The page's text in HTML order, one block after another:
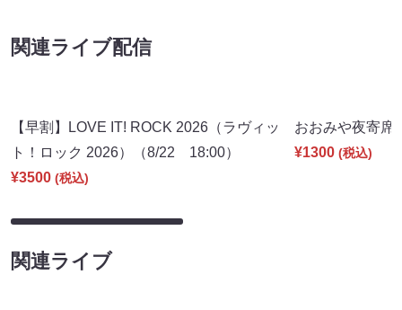
関連ライブ配信
【早割】LOVE IT! ROCK 2026（ラヴィッ
ト！ロック 2026）（8/22 18:00）
¥3500 (税込)
おおみや夜寄
¥1300 (税込)
関連ライブ